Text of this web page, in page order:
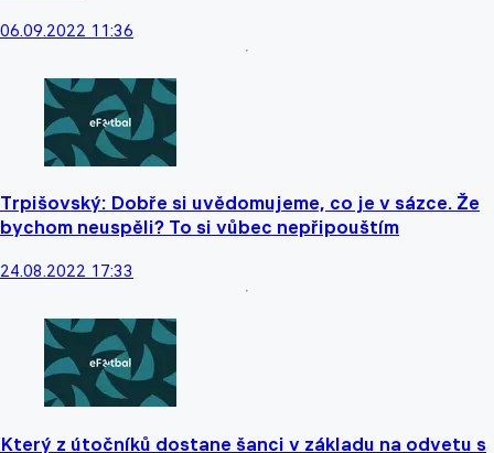
06.09.2022 11:36
Trpišovský: Dobře si uvědomujeme, co je v sázce. Že
bychom neuspěli? To si vůbec nepřipouštím
24.08.2022 17:33
Který z útočníků dostane šanci v základu na odvetu s